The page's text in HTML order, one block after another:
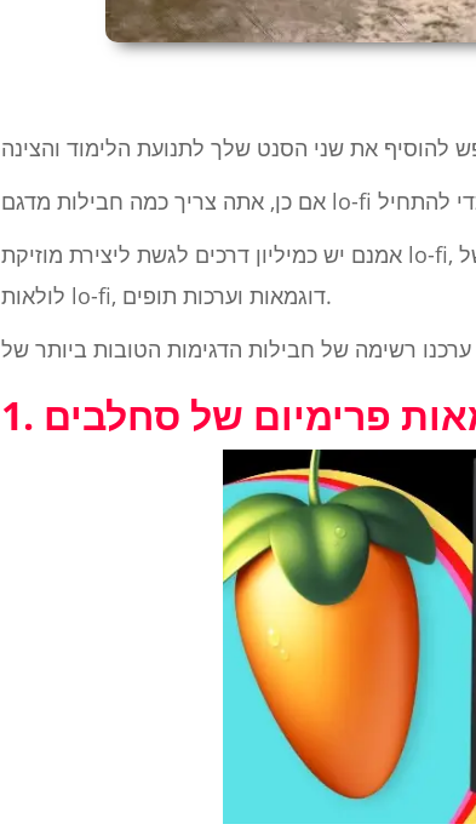
אמנם יש כמיליון דרכים לגשת ליצירת מוזיקת lo-fi, אני מוצא שלעתים קרובות זה מעורר השראה להתחיל עם אוסף של
לולאות lo-fi, דוגמאות וערכות תופים.
פרימיום של סחלבים